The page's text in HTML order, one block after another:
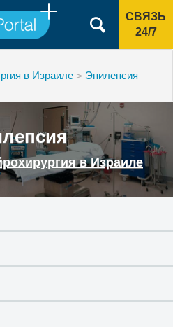
СВЯЗЬ
24/7
в Израиле
Эпилепсия
в Израиле